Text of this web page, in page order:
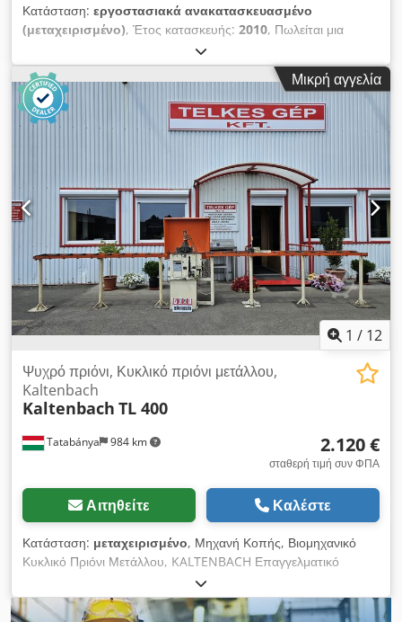
Κατάσταση: εργοστασιακά ανακατασκευασμένο
(μεταχειρισμένο), Έτος κατασκευής: 2010, Πωλείται μια
μηχανή κοπής μετάλλων Kaltenbach, μοντέλου KKS 400 E.
Έτος κατασκευής: 2010. Credpszrncuefx Akrsf
Χαρακτηριστικά: * Διαστάσεις πριονόλαμας: Ø 400 mm *
Ισχύς κινητήρα: 1,8/2,7 kW * Ταχύτητα κοπής: 10/20 13/26
15/30 m/min * Τροφοδοσία: 0 - 1.000 mm/min * Γρήγορη
κίνηση εμπρός/πίσω: 1.550 mm/min * Μέγιστο πάχος κοπής:
130 mm * Πάχος κοπής για τετράγωνο υλικό: 120 mm *
Πάχος κοπής για επίπεδο υλικό: 305 x 20 mm * Πάχος κοπής
για κυλινδρικό υλικό: 130 mm * Ελάχιστο πάχος κοπής: 10 x
10 mm * Εύρος κλίσης: 0° - 90° - 0° * Διαστάσεις (Μ x Π x Υ):
1.080 x 900 x 1.760 mm * Βάρος: 900 kg Επιθεώρηση /
παραλαβή στην πόλη Boehmenkirch (ταχυδρομικός κώδικας
89558). Δυνατότητα αποστολής κατόπιν αιτήματος. Διατίθεται
ανυψωτικό μηχάνημα για τη φόρτωση.
Μικρή αγγελία
1 / 12
Tatabánya 984 km
Ψυχρό πριόνι, Κυκλικό πριόνι μετάλλου,
Kaltenbach
Kaltenbach TL 400
2.120 €
σταθερή τιμή συν ΦΠΑ
Αιτηθείτε Καλέστε
Κατάσταση: μεταχειρισμένο, Μηχανή Κοπής, Βιομηχανικό
Κυκλικό Πριόνι Μετάλλου, KALTENBACH Επαγγελματικό
Βιομηχανικό Κυκλικό Πριόνι Μετάλλου με Πλήρεις
Τροφοδότριες και Εκφορτωτικές Ράουλες, Μεταχειρισμένη
Μηχανή Κατασκευαστής Hans Kaltenbach Maschinenfabrik